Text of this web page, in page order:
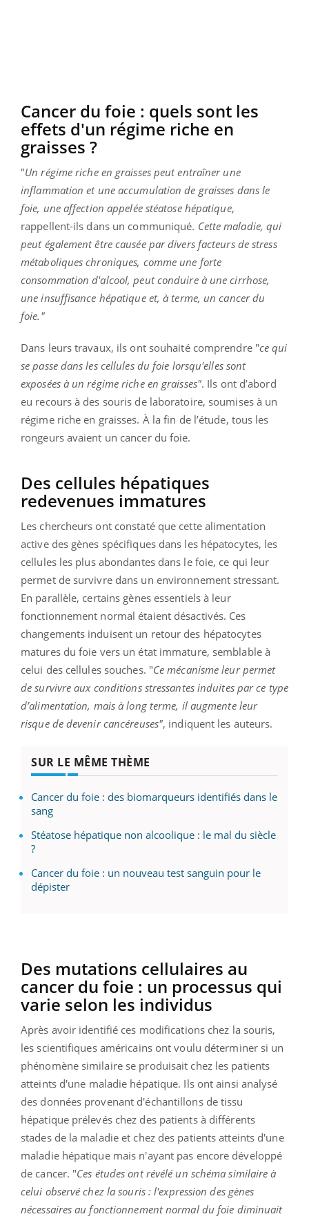
Cancer du foie : quels sont les
effets d'un régime riche en
graisses ?
"Un régime riche en graisses peut entraîner une
inflammation et une accumulation de graisses dans le
foie, une affection appelée stéatose hépatique,
rappellent-ils dans un communiqué. Cette maladie, qui
peut également être causée par divers facteurs de stress
métaboliques chroniques, comme une forte
consommation d'alcool, peut conduire à une cirrhose,
une insuffisance hépatique et, à terme, un cancer du
foie."
Dans leurs travaux, ils ont souhaité comprendre "ce qui
se passe dans les cellules du foie lorsqu'elles sont
exposées à un régime riche en graisses". Ils ont d’abord
eu recours à des souris de laboratoire, soumises à un
régime riche en graisses. À la fin de l’étude, tous les
rongeurs avaient un cancer du foie.
Des cellules hépatiques
redevenues immatures
Les chercheurs ont constaté que cette alimentation
active des gènes spécifiques dans les hépatocytes, les
cellules les plus abondantes dans le foie, ce qui leur
permet de survivre dans un environnement stressant.
En parallèle, certains gènes essentiels à leur
fonctionnement normal étaient désactivés. Ces
changements induisent un retour des hépatocytes
matures du foie vers un état immature, semblable à
celui des cellules souches. "Ce mécanisme leur permet
de survivre aux conditions stressantes induites par ce type
d’alimentation, mais à long terme, il augmente leur
risque de devenir cancéreuses", indiquent les auteurs.
SUR LE MÊME THÈME
Cancer du foie : des biomarqueurs identifiés dans le
sang
Stéatose hépatique non alcoolique : le mal du siècle
?
Cancer du foie : un nouveau test sanguin pour le
dépister
Des mutations cellulaires au
cancer du foie : un processus qui
varie selon les individus
Après avoir identifié ces modifications chez la souris,
les scientifiques américains ont voulu déterminer si un
phénomène similaire se produisait chez les patients
atteints d'une maladie hépatique. Ils ont ainsi analysé
des données provenant d'échantillons de tissu
hépatique prélevés chez des patients à différents
stades de la maladie et chez des patients atteints d'une
maladie hépatique mais n'ayant pas encore développé
de cancer. "Ces études ont révélé un schéma similaire à
celui observé chez la souris : l'expression des gènes
nécessaires au fonctionnement normal du foie diminuait